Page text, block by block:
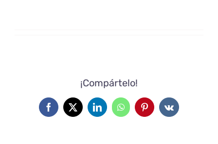
¡Compártelo!
Facebook
X LinkedInWhatsAppPinterestVk